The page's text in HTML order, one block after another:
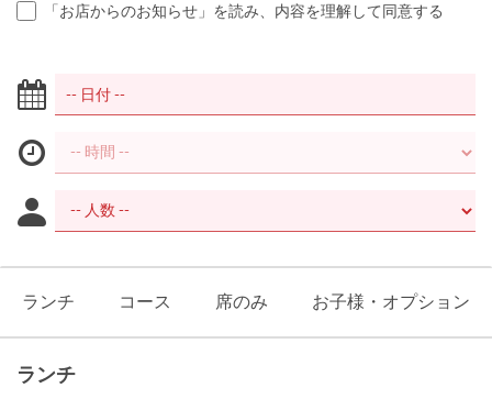
「お店からのお知らせ」を読み、内容を理解して同意する
ランチ コース 席のみ お子様・オプション
ランチ